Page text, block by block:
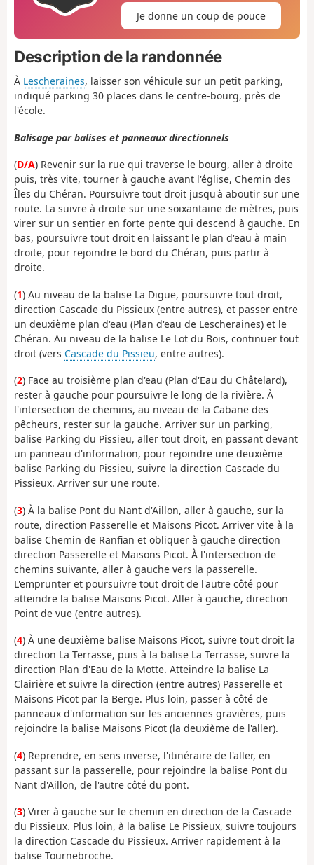
Je donne un coup de pouce
Description de la randonnée
À Lescheraines, laisser son véhicule sur un petit parking,
indiqué parking 30 places dans le centre-bourg, près de
l'école.
Balisage par balises et panneaux directionnels
(D/A) Revenir sur la rue qui traverse le bourg, aller à droite
puis, très vite, tourner à gauche avant l'église, Chemin des
Îles du Chéran. Poursuivre tout droit jusqu'à aboutir sur une
route. La suivre à droite sur une soixantaine de mètres, puis
virer sur un sentier en forte pente qui descend à gauche. En
bas, poursuivre tout droit en laissant le plan d'eau à main
droite, pour rejoindre le bord du Chéran, puis partir à
droite.
(1) Au niveau de la balise La Digue, poursuivre tout droit,
direction Cascade du Pissieux (entre autres), et passer entre
un deuxième plan d'eau (Plan d'eau de Lescheraines) et le
Chéran. Au niveau de la balise Le Lot du Bois, continuer tout
droit (vers Cascade du Pissieu, entre autres).
(2) Face au troisième plan d'eau (Plan d'Eau du Châtelard),
rester à gauche pour poursuivre le long de la rivière. À
l'intersection de chemins, au niveau de la Cabane des
pêcheurs, rester sur la gauche. Arriver sur un parking,
balise Parking du Pissieu, aller tout droit, en passant devant
un panneau d'information, pour rejoindre une deuxième
balise Parking du Pissieu, suivre la direction Cascade du
Pissieux. Arriver sur une route.
(3) À la balise Pont du Nant d'Aillon, aller à gauche, sur la
route, direction Passerelle et Maisons Picot. Arriver vite à la
balise Chemin de Ranfian et obliquer à gauche direction
direction Passerelle et Maisons Picot. À l'intersection de
chemins suivante, aller à gauche vers la passerelle.
L'emprunter et poursuivre tout droit de l'autre côté pour
atteindre la balise Maisons Picot. Aller à gauche, direction
Point de vue (entre autres).
(4) À une deuxième balise Maisons Picot, suivre tout droit la
direction La Terrasse, puis à la balise La Terrasse, suivre la
direction Plan d'Eau de la Motte. Atteindre la balise La
Clairière et suivre la direction (entre autres) Passerelle et
Maisons Picot par la Berge. Plus loin, passer à côté de
panneaux d'information sur les anciennes gravières, puis
rejoindre la balise Maisons Picot (la deuxième de l'aller).
(4) Reprendre, en sens inverse, l'itinéraire de l'aller, en
passant sur la passerelle, pour rejoindre la balise Pont du
Nant d'Aillon, de l'autre côté du pont.
(3) Virer à gauche sur le chemin en direction de la Cascade
du Pissieux. Plus loin, à la balise Le Pissieux, suivre toujours
la direction Cascade du Pissieux. Arriver rapidement à la
balise Tournebroche.